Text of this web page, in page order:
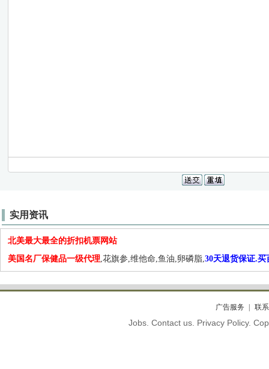
实用资讯
北美最大最全的折扣机票网站
美国名厂保健品一级代理,花旗参,维他命,鱼油,卵磷脂,30天退货保证.买
广告服务 联
Jobs. Contact us. Privacy Policy.